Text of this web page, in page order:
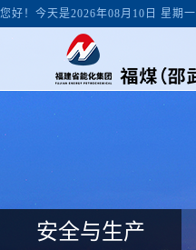
您好！今天是2026年08月10日 星期一
安全与生产